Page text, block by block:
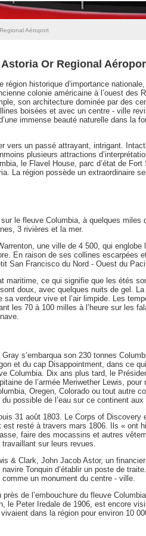
Aéroport
Or Regional
région historique d’importance
colonie américaine à l’ouest des
son architecture dominée par des
boisées et avec un centre - ville
immense beauté naturelle dans la
vers un passé attrayant, intrigant.
plusieurs attractions
le Flavel House, parc d’état de
La région possède un extraordinaire
le fleuve Columbia, à quelques miles
3 rivières et la mer.
une ville de 4 500, qui englobe
En raison de ses collines escarpées
San Francisco du Nord - Ouest du
maritime, ce qui signifie que les étés
doux, avec quelques nuits de gel.
verdeur vive et l’air limpide. Les
les 70 à 100 milles à l’heure sur les
s’embarqua son 230 tonnes
et du cap Disappointment, dans ce
Columbia. Dix ans plus tard, le
de l’armée Meriwether Lewis, pour
Oregen, Colorado ou tout autre
possible de l’eau sur ce continent aux
31 août 1803. Le Corps of
est resté à travers mars 1806. Ils « ont
faire des mocassins et autres
sur leurs revues.
& Clark, John Jacob Astor, un
Tonquin d’établir un poste de
un monument du centre - ville.
de l’embouchure du fleuve
le Peter Iredale de 1906, est encore
dans la région pour environ 10